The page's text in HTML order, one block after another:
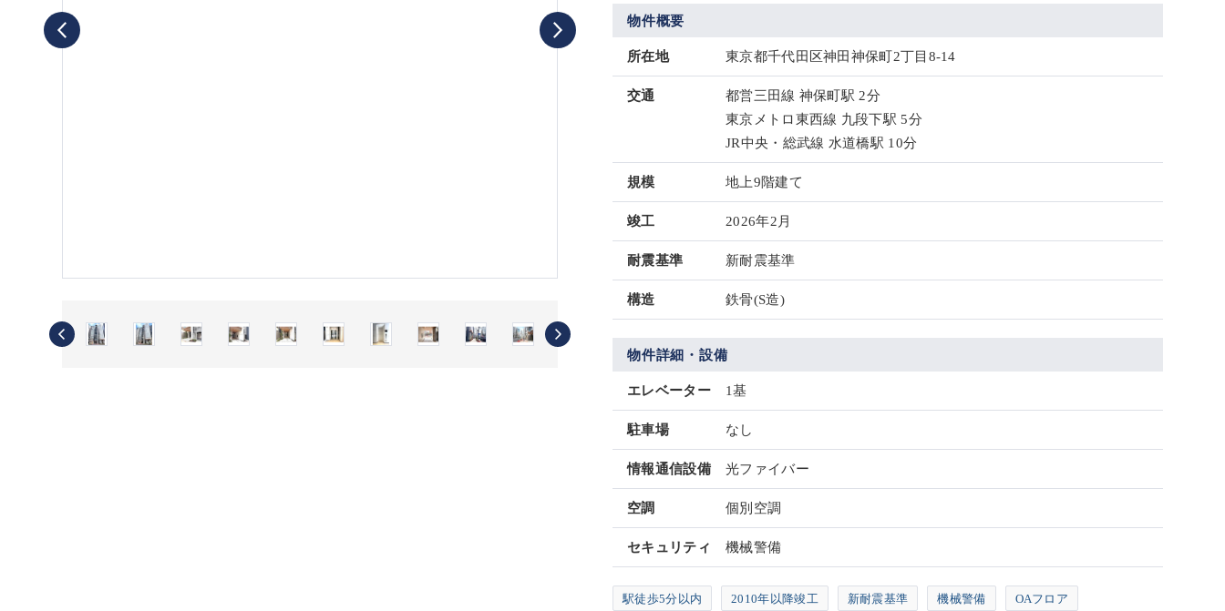
物件概要
所在地 東京都千代田区神田神保町2丁目8-14
交通
都営三田線 神保町駅 2分
東京メトロ東西線 九段下駅 5分
JR中央・総武線 水道橋駅 10分
規模 地上9階建て
竣工 2026年2月
耐震基準 新耐震基準
構造 鉄骨(S造)
物件詳細・設備
エレベーター 1基
駐車場 なし
情報通信設備 光ファイバー
空調 個別空調
セキュリティ 機械警備
駅徒歩5分以内 2010年以降竣工 新耐震基準 機械警備 OAフロア